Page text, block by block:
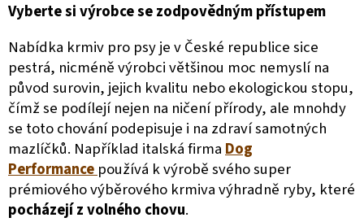
Vyberte si výrobce se zodpovědným přístupem
Nabídka krmiv pro psy je v České republice sice
pestrá, nicméně výrobci většinou moc nemyslí na
původ surovin, jejich kvalitu nebo ekologickou stopu,
čímž se podílejí nejen na ničení přírody, ale mnohdy
se toto chování podepisuje i na zdraví samotných
mazlíčků. Například italská firmaDog
Performance používá k výrobě svého super
prémiového výběrového krmiva výhradně ryby, které
pocházejí z volného chovu.